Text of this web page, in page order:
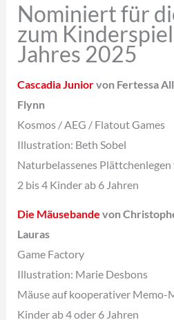
Nominiert für
zum
Jahres 2025
Cascadia Juniorvon Fertessa
Flynn
Kosmos / AEG / Flatout Games
Illustration: Beth Sobel
Naturbelassenes
2 bis 4 Kinder ab 6 Jahren
Die Mäusebande von
Lauras
Game Factory
Illustration: Marie Desbons
Mäuse auf kooperativer Memo-
Kinder ab 4 oder 6 Jahren